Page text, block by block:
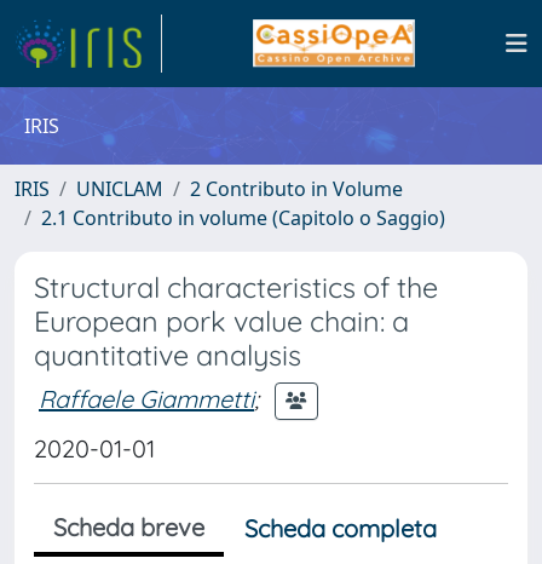
IRIS
IRIS UNICLAM
2 Contributo in Volume
2.1 Contributo in volume (Capitolo o Saggio)
Structural characteristics of the
European pork value chain: a
quantitative analysis
Raffaele Giammetti;
2020-01-01
Scheda breve
Scheda completa